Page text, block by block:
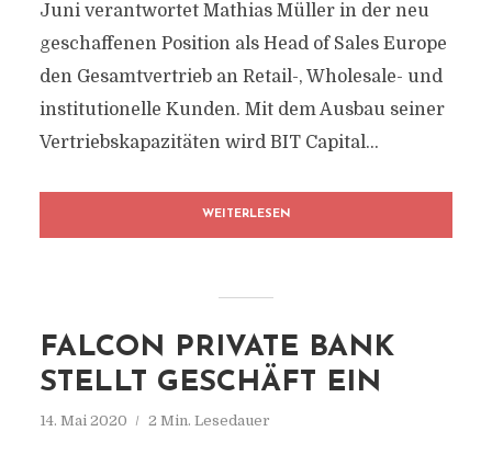
Juni verantwortet Mathias Müller in der neu
geschaffenen Position als Head of Sales Europe
den Gesamtvertrieb an Retail-, Wholesale- und
institutionelle Kunden. Mit dem Ausbau seiner
Vertriebskapazitäten wird BIT Capital...
WEITERLESEN
FALCON PRIVATE BANK
STELLT GESCHÄFT EIN
14. Mai 2020 2 Min. Lesedauer